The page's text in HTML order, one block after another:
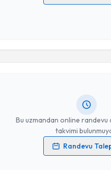
Kişisel verilerimin işlenmesine
Bu uzmandan online randevu
takvimi
Randevu
Dr. Hasan Burak İşleyen
Size bu uzmandan randevu
Kişisel verilerimin işlenmesine